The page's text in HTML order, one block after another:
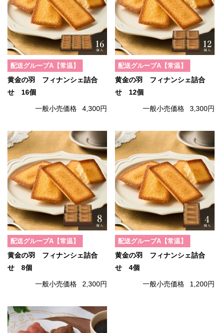
配送グループA【常温】
黄金の羽 フィナンシェ詰合
せ 16個
一般小売価格 4,300円
配送グループA【常温】
黄金の羽 フィナンシェ詰合
せ 12個
一般小売価格 3,300円
配送グループA【常温】
黄金の羽 フィナンシェ詰合
せ 8個
一般小売価格 2,300円
配送グループA【常温】
黄金の羽 フィナンシェ詰合
せ 4個
一般小売価格 1,200円